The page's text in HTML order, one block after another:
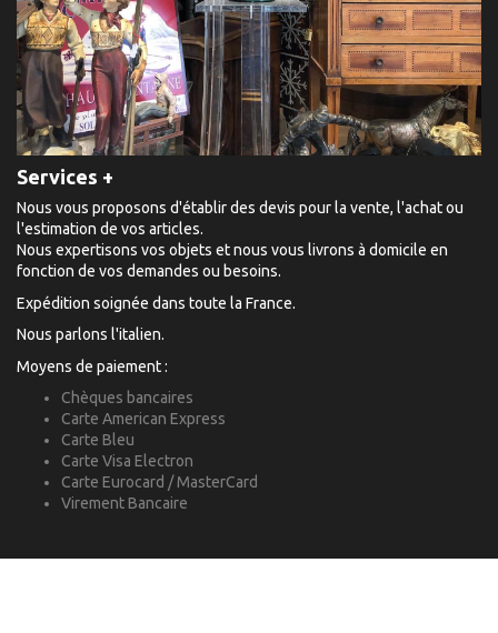
Services +
Nous vous proposons d'établir des devis pour la vente, l'achat ou
l'estimation de vos articles.
Nous expertisons vos objets et nous vous livrons à domicile en
fonction de vos demandes ou besoins.
Expédition soignée dans toute la France.
Nous parlons l'italien.
Moyens de paiement :
Chèques bancaires
Carte American Express
Carte Bleu
Carte Visa Electron
Carte Eurocard / MasterCard
Virement Bancaire